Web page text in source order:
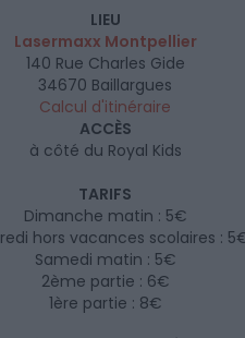
LIEU
Lasermaxx Montpellier
140 Rue Charles Gide
34670 Baillargues
Calcul d'itinéraire
ACCÈS
à côté du Royal Kids
TARIFS
Dimanche matin : 5€
hors vacances scolaires :
Samedi matin : 5€
2ème partie : 6€
1ère partie : 8€